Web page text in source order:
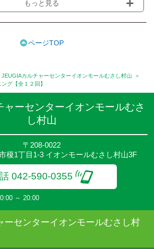
払い方法が異なる場合がありますのでご確認
の講座では別途傷害保険料も含まれており
・認定料などは別途要しますのでお問い合
回),月3回,2回,1回,臨時講座いろいろあります
たない場合、体験や講座開講を中止または延
。
については、ご入会時にご説明をさせていた
もっと見る
ページTOP
JEUGIAカルチャーセンターイオンモールむさし村山
グ【全１２回】
ャーセンターイオンモールむさ
し村山
〒208-0022
榎1丁目1-3 イオンモールむさし村山3F
042-590-0355
～ 20:00
ーセンターイオンモールむさし村